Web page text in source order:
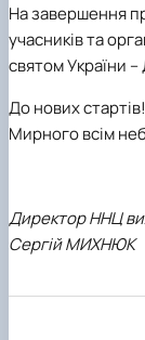
На завершення
учасників та
святом України
До нових стартів!
Мирного всім
Директор ННЦ
Сергій МИХНЮК